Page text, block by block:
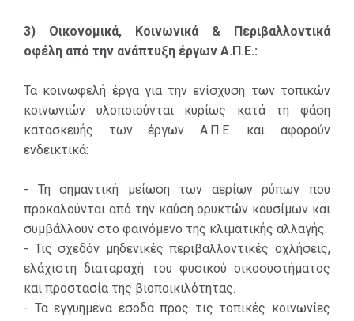
3) Οικονομικά, Κοινωνικά & Περιβαλλοντικά
οφέλη από την ανάπτυξη έργων Α.Π.Ε.:
Τα κοινωφελή έργα για την ενίσχυση των τοπικών
κοινωνιών υλοποιούνται κυρίως κατά τη φάση
κατασκευής των έργων Α.Π.Ε. και αφορούν
ενδεικτικά:
- Τη σημαντική μείωση των αερίων ρύπων που
προκαλούνται από την καύση ορυκτών καυσίμων και
συμβάλλουν στο φαινόμενο της κλιματικής αλλαγής.
- Τις σχεδόν μηδενικές περιβαλλοντικές οχλήσεις,
ελάχιστη διαταραχή του φυσικού οικοσυστήματος
και προστασία της βιοποικιλότητας.
- Τα εγγυημένα έσοδα προς τις τοπικές κοινωνίες